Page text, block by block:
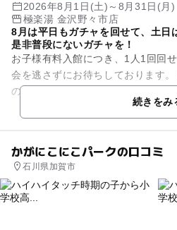
2026年8月1日(土)～8月31日(月)
極楽湯 金沢野々市店
8月は平日もガチャを回せて、土日
是非普段にないガチャを！
お子様有料入館につき、1人1回回
会を逃さずにお待ちしております
のためにお待ちしております。 平
続きをみ
かがにこにこパークの口コミ
石川県加賀市